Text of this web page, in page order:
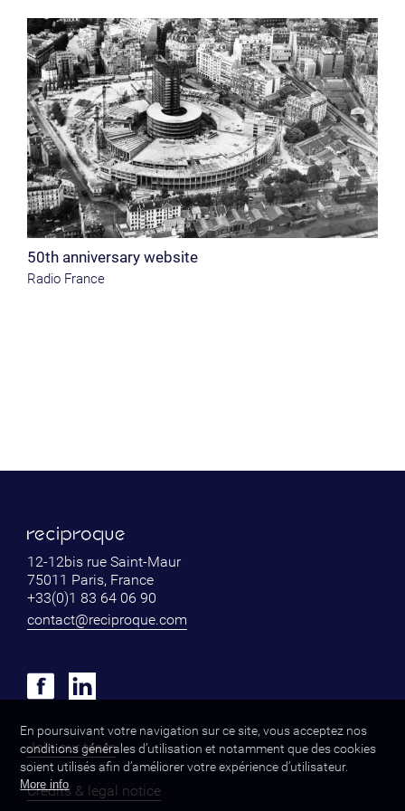
50th anniversary website
Radio France
12-12bis rue Saint-Maur
75011 Paris, France
+33(0)1 83 64 06 90
contact@reciproque.com
Join our team
Credits & legal notice
En poursuivant votre navigation sur ce site, vous acceptez nos
conditions générales d’utilisation et notamment que des cookies
soient utilisés afin d’améliorer votre expérience d’utilisateur.
More info